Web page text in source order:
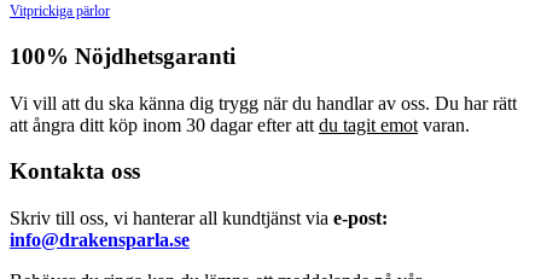
Vitprickiga pärlor
100% Nöjdhetsgaranti
Vi vill att du ska känna dig trygg när du handlar av oss. Du har rätt
att ångra ditt köp inom 30 dagar efter att du tagit emot varan.
Kontakta oss
Skriv till oss, vi hanterar all kundtjänst via e-post:
info@drakensparla.se